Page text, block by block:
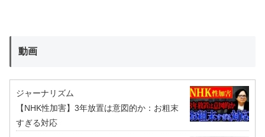
動画
ジャーナリズム
【NHK性加害】3年放置は意図的か：お粗末
すぎる対応